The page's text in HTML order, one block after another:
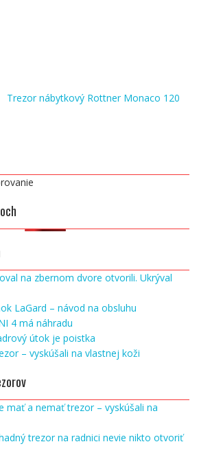
Trezor nábytkový Rottner Monaco 120
na zbernom dvore otvorili. Ukrýval
LaGard – návod na obsluhu
4 má náhradu
útok je poistka
– vyskúšali na vlastnej koži
mať a nemať trezor – vyskúšali na
trezor na radnici nevie nikto otvoriť